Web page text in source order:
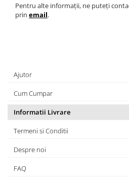
Pentru alte informaţii, ne puteţi
prin email.
Ajutor
Cum Cumpar
Informatii Livrare
Termeni si Conditii
Despre noi
FAQ